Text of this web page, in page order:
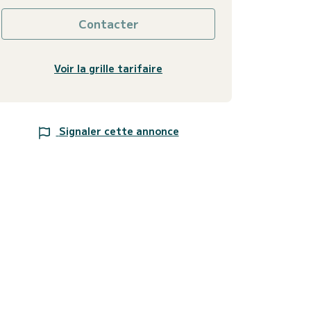
Contacter
Voir la grille tarifaire
Signaler cette annonce